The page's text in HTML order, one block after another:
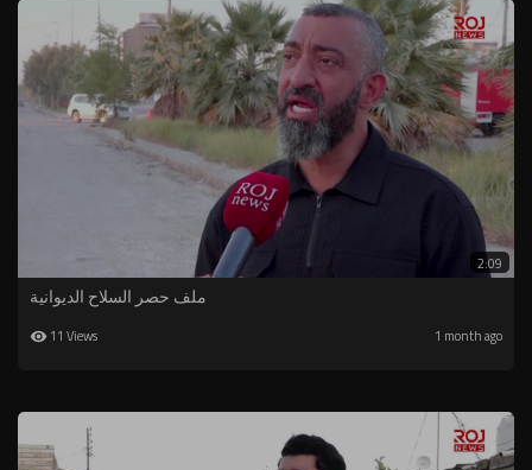
2:09
ملف حصر السلاح الديوانية
11 Views 1 month ago